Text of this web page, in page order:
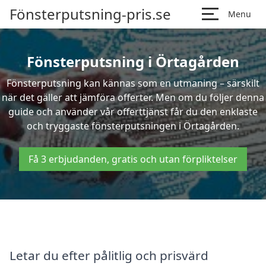
Fönsterputsning-pris.se Menu
Fönsterputsning i Örtagården
Fönsterputsning kan kännas som en utmaning – särskilt
när det gäller att jämföra offerter. Men om du följer denna
guide och använder vår offerttjänst får du den enklaste
och tryggaste fönsterputsningen i Örtagården.
Få 3 erbjudanden, gratis och utan förpliktelser
Letar du efter pålitlig och prisvärd